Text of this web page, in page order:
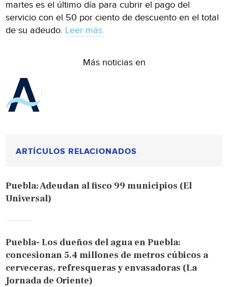
martes es el último día para cubrir el pago del
servicio con el 50 por ciento de descuento en el total
de su adeudo. Leer más.
Más noticias en
ARTÍCULOS RELACIONADOS
Puebla: Adeudan al fisco 99 municipios (El
Universal)
Puebla- Los dueños del agua en Puebla:
concesionan 5.4 millones de metros cúbicos a
cerveceras, refresqueras y envasadoras (La
Jornada de Oriente)